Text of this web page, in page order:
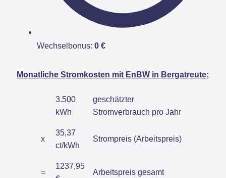
Wechselbonus: 0 €
Monatliche Stromkosten mit EnBW in Bergatreute:
3.500
kWh
geschätzter
Stromverbrauch pro Jahr
x
35,37
ct/kWh
Strompreis (Arbeitspreis)
=
1237,95
Arbeitspreis gesamt